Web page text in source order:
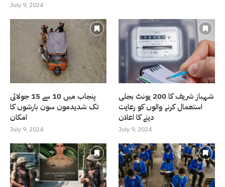
July 9, 2024
پنجاب میں 10 سے 15 جولائی
تک شدیدمون سون بارشوں کا
امکان
July 9, 2024
شہباز شریف کا 200 یونٹ بجلی
استعمال کرنے والوں کو رعایت
دینے کا اعلان
July 9, 2024